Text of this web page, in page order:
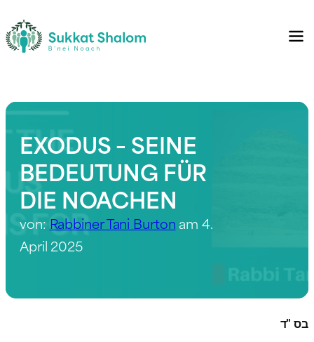
EXODUS – SEINE
BEDEUTUNG FÜR
DIE NOACHEN
von: Rabbiner Tani Burton am 4.
April 2025
בס "ד